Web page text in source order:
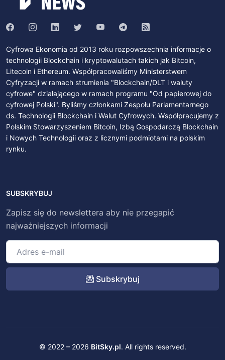
Cyfrowa Ekonomia od 2013 roku rozpowszechnia informacje o
technologii Blockchain i kryptowalutach takich jak Bitcoin,
Litecoin i Ethereum. Współpracowaliśmy Ministerstwem
Cyfryzacji w ramach strumienia "Blockchain/DLT i waluty
cyfrowe" działającego w ramach programu "Od papierowej do
cyfrowej Polski". Byliśmy członkami Zespołu Parlamentarnego
ds. Technologii Blockchain i Walut Cyfrowych. Współpracujemy z
Polskim Stowarzyszeniem Bitcoin, Izbą Gospodarczą Blockchain
i Nowych Technologii oraz z licznymi podmiotami na polskim
rynku.
SUBSKRYBUJ
Zapisz się do newslettera aby nie przegapić
najważniejszych informacji
Subskrybuj
© 2022 – 2026 BitSky.pl. All rights reserved.